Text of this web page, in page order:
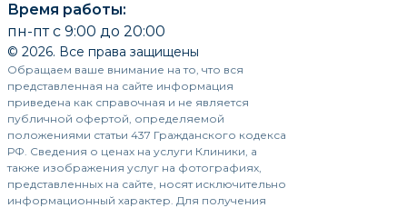
Время работы:
пн-пт с 9:00 до 20:00
© 2026. Все права защищены
Обращаем ваше внимание на то, что вся
представленная на сайте информация
приведена как справочная и не является
публичной офертой, определяемой
положениями статьи 437 Гражданского кодекса
РФ. Сведения о ценах на услуги Клиники, а
также изображения услуг на фотографиях,
представленных на сайте, носят исключительно
информационный характер. Для получения